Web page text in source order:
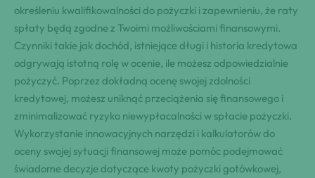
określeniu kwalifikowalności do pożyczki i zapewnieniu, że raty
spłaty będą zgodne z Twoimi możliwościami finansowymi.
Czynniki takie jak dochód, istniejące długi i historia kredytowa
odgrywają istotną rolę w ocenie, ile możesz odpowiedzialnie
pożyczyć. Poprzez dokładną ocenę swojej zdolności
kredytowej, możesz uniknąć przeciążenia się finansowego i
zminimalizować ryzyko niewypłacalności w spłacie pożyczki.
Wykorzystanie innowacyjnych narzędzi i kalkulatorów do
oceny swojej sytuacji finansowej może pomóc podejmować
świadome decyzje dotyczące kwoty pożyczki gotówkowej,